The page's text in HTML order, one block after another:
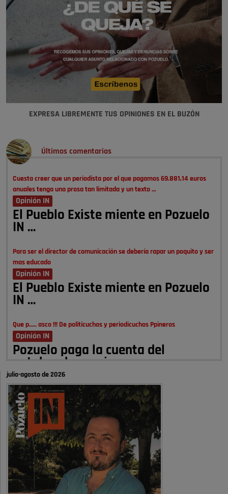
EXPRESA LIBREMENTE TUS OPINIONES EN EL BUZÓN
Últimos comentarios
Cuesta creer que un periodista por el que pagamos 69.881,14 euros
anuales tenga una prosa tan limitada y un texto …
Opinión IN
El Pueblo Existe miente en Pozuelo
IN …
Para ser el director de comunicación se debería rapar un poquito y ser
mas educado
Opinión IN
El Pueblo Existe miente en Pozuelo
IN …
Que p..... asco !!! De politicuchos y periodicuchos Ppineros
Opinión IN
Pozuelo paga la cuenta del
autobombo: casi …
Señora Alcaldesa Ud no ha vivido nunca en Pozuelo , pero yo si desde
hace más de 60 años , …
Pozuelo de Alarcón
Quejas por el deterioro de la
limpieza …
A ver si es posible que haya vivienda para familias con hijos y no
solamente jóvenes que no es tan …
Pozuelo de Alarcón
julio-agosto de 2026